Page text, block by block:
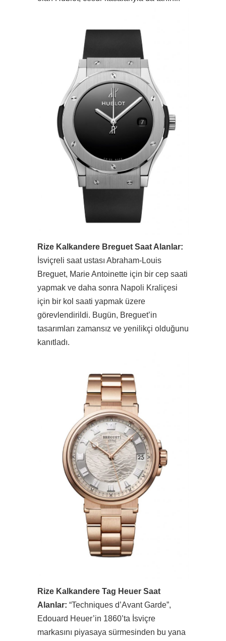
Rize Kalkandere Breguet Saat Alanlar:
İsviçreli saat ustası Abraham-Louis
Breguet, Marie Antoinette için bir cep saati
yapmak ve daha sonra Napoli Kraliçesi
için bir kol saati yapmak üzere
görevlendirildi. Bugün, Breguet’in
tasarımları zamansız ve yenilikçi olduğunu
kanıtladı.
Rize Kalkandere Tag Heuer Saat
Alanlar: “Techniques d’Avant Garde”,
Edouard Heuer’in 1860’ta İsviçre
markasını piyasaya sürmesinden bu yana